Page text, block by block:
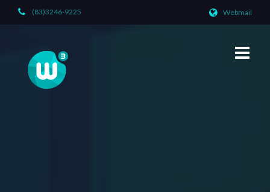
(83)3246-9225 Webmail